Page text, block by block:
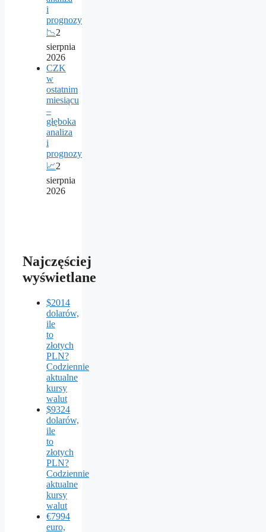
i
prognozy
📉2
sierpnia
2026
CZK
w
ostatnim
miesiącu
–
głęboka
analiza
i
prognozy
📈2
sierpnia
2026
Najczęściej
wyświetlane
$2014
dolarów,
ile
to
złotych
PLN?
Codziennie
aktualne
kursy
walut
$9324
dolarów,
ile
to
złotych
PLN?
Codziennie
aktualne
kursy
walut
€7994
euro,